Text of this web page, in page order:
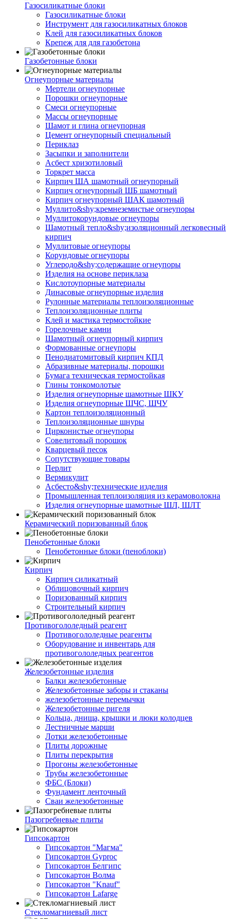
Газосиликатные блоки
Газосиликатные блоки
Инструмент для газосиликатных блоков
Клей для газосиликатных блоков
Крепеж для для газобетона
Газобетонные блоки
Огнеупорные материалы
Мертели огнеупорные
Порошки огнеупорные
Смеси огнеупорные
Массы огнеупорные
Шамот и глина огнеупорная
Цемент огнеупорный специальный
Периклаз
Засыпки и заполнители
Асбест хризотиловый
Торкрет масса
Кирпич ША шамотный огнеупорный
Кирпич огнеупорный ШБ шамотный
Кирпич огнеупорный ШАК шамотный
Муллито&shy;­кремнеземистые огнеупоры
Муллито­корундовые огнеупоры
Шамотный тепло&shy;изоляционный легковесный
кирпич
Муллитовые огнеупоры
Корундовые огнеупоры
Углеродо&shy;содержащие огнеупоры
Изделия на основе периклаза
Кислотоупорные материалы
Динасовые огнеупорные изделия
Рулонные материалы теплоизоляционные
Тепло­изоляционные плиты
Клей и мастика термостойкие
Горелочные камни
Шамотный огнеупорный кирпич
Формованные огнеупоры
Пенодиатомитовый кирпич КПД
Абразивные материалы, порошки
Бумага техническая термостойкая
Глины тонкомолотые
Изделия огнеупорные шамотные ШКУ
Изделия огнеупорные ШЧС, ШЧУ
Картон теплоизоляционный
Теплоизоляционные шнуры
Цирконистые огнеупоры
Совелитовый порошок
Кварцевый песок
Сопутствующие товары
Перлит
Вермикулит
Асбесто&shy;технические изделия
Промышленная теплоизоляция из керамоволокна
Изделия огнеупорные шамотные ШЛ, ШЛТ
Керамический поризованный блок
Пенобетонные блоки
Пенобетонные блоки (пеноблоки)
Кирпич
Кирпич силикатный
Облицовочный кирпич
Поризованный кирпич
Строительный кирпич
Противогололедный реагент
Противогололедные реагенты
Оборудование и инвентарь для
противогололедных реагентов
Железобетонные изделия
Балки железобетонные
Железобетонные заборы и стаканы
железобетонные перемычки
Железобетонные ригеля
Кольца, днища, крышки и люки колодцев
Лестничные марши
Лотки железобетонные
Плиты дорожные
Плиты перекрытия
Прогоны железобетонные
Трубы железобетонные
ФБС (Блоки)
Фундамент ленточный
Сваи железобетонные
Пазогребневые плиты
Гипсокартон
Гипсокартон "Магма"
Гипсокартон Gyproc
Гипсокартон Белгипс
Гипсокартон Волма
Гипсокартон "Knauf"
Гипсокартон Lafarge
Стекломагниевый лист